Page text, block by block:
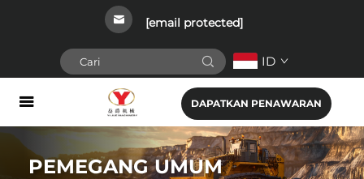
[email protected]
ID
DAPATKAN PENAWARAN
PEMEGANG UMUM